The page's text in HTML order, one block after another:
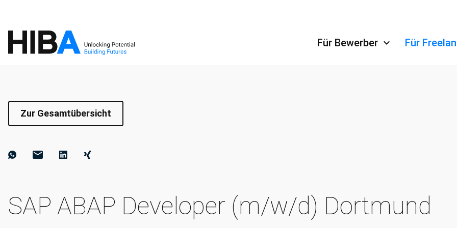
Für Bewerber
Für
Zur Gesamtübersicht
SAP ABAP Developer (m/w/d) Dortmund